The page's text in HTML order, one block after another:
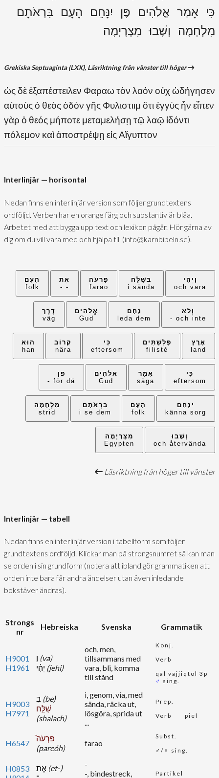
כִּי אָמַר אֱלֹהִים פֶּן יִנָּחֵם הָעָם בִּרְאֹתָם
מִלְחָמָה וְשָׁבוּ מִצְרָיְמָה
Grekiska Septuaginta (LXX), Läsriktning från vänster till höger
ὡς δὲ ἐξαπέστειλεν Φαραω τὸν λαόν οὐχ ὡδήγησεν
αὐτοὺς ὁ θεὸς ὁδὸν γῆς Φυλιστιιμ ὅτι ἐγγὺς ἦν εἶπεν
γὰρ ὁ θεός μήποτε μεταμελήσῃ τῷ λαῷ ἰδόντι
πόλεμον καὶ ἀποστρέψῃ εἰς Αἴγυπτον
Interlinjär — horisontal
Nedan finns en interlinjär version som följer grundtextens
ordföljd. Verben har en orange färg och substantiv är blåa.
Arbetet med att bygga upp text och lexikon pågår. Hör gärna av
dig om du vill vara med och hjälpa till (info@karnbibeln.se).
וַיְהִי
och vara
בְּשַׁלַּח
i sända
פַּרְעֹה
farao
אֶת
- -
הָעָם
folk
וְלֹא
och inte -
נָחָם
leda dem
אֱלֹהִים
Gud
דֶּרֶךְ
väg
אֶרֶץ
land
פְּלִשְׁתִּים
filisté
כִּי
eftersom
קָרוֹב
nära
הוּא
han
כִּי
eftersom
אָמַר
säga
אֱלֹהִים
Gud
פֶּן
för då -
יִנָּחֵם
känna sorg
הָעָם
folk
בִּרְאֹתָם
i se dem
מִלְחָמָה
strid
וְשָׁבוּ
och återvända
מִצְרָיְמָה
Egypten
Läsriktning från höger till vänster
Interlinjär — tabell
Nedan finns en interlinjär version i tabellform som följer
grundtextens ordföljd. Klickar man på strongsnumret så kan man
se orden i sin grundform (notera att ibland gör grammatiken att
orden inte bara får andra ändelser utan även inledande
bokstäver ändras).
Strongs
nr
Hebreiska Svenska Grammatik
H9001
H1961
(va)
(jehi)
och, men,
tillsammans med
vara, bli, komma
till stånd
Konj.
Verb
qal vajjiqtol 3p
♂ sing.
H9003
H7971
(be)
שַׁלַּ֣ח
(shalach)
i, genom, via, med
sända, räcka ut,
lösgöra, sprida ut
...
Prep.
Verb
piel
H6547
פַּרְעֹה֮
(pareóh)
farao
Subst.
♂/♀ sing.
H0853
(et-)
-
-, bindestreck,
Partikel